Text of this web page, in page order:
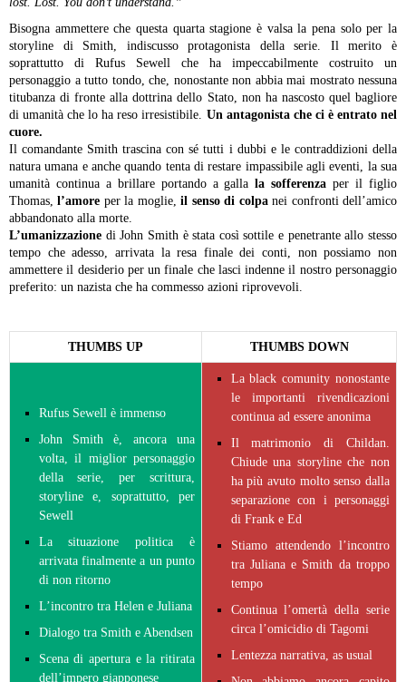
Bisogna ammettere che questa quarta stagione è valsa la pena solo per la
storyline di Smith, indiscusso protagonista della serie. Il merito è
soprattutto di Rufus Sewell che ha impeccabilmente costruito un
personaggio a tutto tondo, che, nonostante non abbia mai mostrato nessuna
titubanza di fronte alla dottrina dello Stato, non ha nascosto quel bagliore
di umanità che lo ha reso irresistibile. Un antagonista che ci è entrato nel
cuore.
Il comandante Smith trascina con sé tutti i dubbi e le contraddizioni della
natura umana e anche quando tenta di restare impassibile agli eventi, la sua
umanità continua a brillare portando a gallala sofferenza per il figlio
Thomas,l’amore per la moglie,il senso di colpanei confronti dell’amico
abbandonato alla morte.
L’umanizzazione di John Smith è stata così sottile e penetrante allo stesso
tempo che adesso, arrivata la resa finale dei conti, non possiamo non
ammettere il desiderio per un finale che lasci indenne il nostro personaggio
preferito: un nazista che ha commesso azioni riprovevoli.
THUMBS UP THUMBS DOWN
Rufus Sewell è immenso
John Smith è, ancora una
volta, il miglior personaggio
della serie, per scrittura,
storyline e, soprattutto, per
Sewell
La situazione politica è
arrivata finalmente a un punto
di non ritorno
L’incontro tra Helen e Juliana
Dialogo tra Smith e Abendsen
Scena di apertura e la ritirata
dell’impero giapponese
La black comunity nonostante
le importanti rivendicazioni
continua ad essere anonima
Il matrimonio di Childan.
Chiude una storyline che non
ha più avuto molto senso dalla
separazione con i personaggi
di Frank e Ed
Stiamo attendendo l’incontro
tra Juliana e Smith da troppo
tempo
Continua l’omertà della serie
circa l’omicidio di Tagomi
Lentezza narrativa, as usual